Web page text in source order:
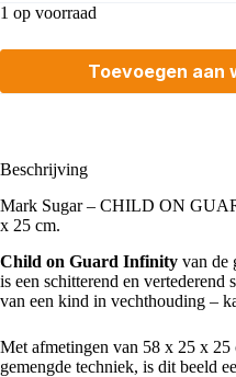
1 op voorraad
Toevoegen aan
Beschrijving
Mark Sugar – CHILD ON
x 25 cm.
Child on Guard Infinity van de
is een schitterend en vertederend
van een kind in vechthouding –
Met afmetingen van 58 x 25 x 25
gemengde techniek, is dit beeld